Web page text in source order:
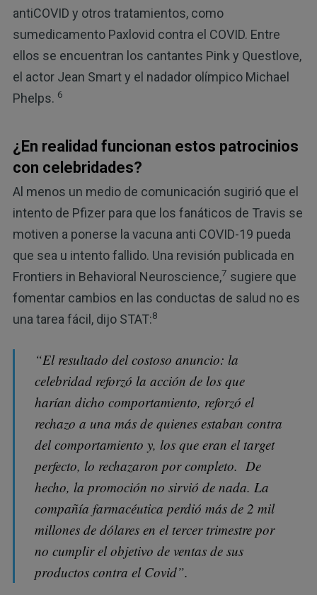
antiCOVID y otros tratamientos, como
sumedicamento Paxlovid contra el COVID. Entre
ellos se encuentran los cantantes Pink y Questlove,
el actor Jean Smart y el nadador olímpico Michael
Phelps. 6
¿En realidad funcionan estos patrocinios
con celebridades?
Al menos un medio de comunicación sugirió que el
intento de Pfizer para que los fanáticos de Travis se
motiven a ponerse la vacuna anti COVID-19 pueda
que sea u intento fallido. Una revisión publicada en
Frontiers in Behavioral Neuroscience,7 sugiere que
fomentar cambios en las conductas de salud no es
una tarea fácil, dijo STAT:8
“El resultado del costoso anuncio: la
celebridad reforzó la acción de los que
harían dicho comportamiento, reforzó el
rechazo a una más de quienes estaban contra
del comportamiento y, los que eran el target
perfecto, lo rechazaron por completo. De
hecho, la promoción no sirvió de nada. La
compañía farmacéutica perdió más de 2 mil
millones de dólares en el tercer trimestre por
no cumplir el objetivo de ventas de sus
productos contra el Covid”.